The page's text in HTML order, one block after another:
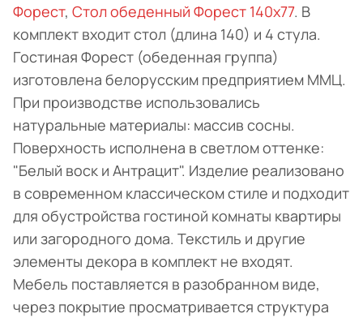
Форест, Стол обеденный Форест 140х77. В
комплект входит стол (длина 140) и 4 стула.
Гостиная Форест (обеденная группа)
изготовлена белорусским предприятием ММЦ.
При производстве использовались
натуральные материалы: массив сосны.
Поверхность исполнена в светлом оттенке:
"Белый воск и Антрацит". Изделие реализовано
в современном классическом стиле и подходит
для обустройства гостиной комнаты квартиры
или загородного дома. Текстиль и другие
элементы декора в комплект не входят.
Мебель поставляется в разобранном виде,
через покрытие просматривается структура